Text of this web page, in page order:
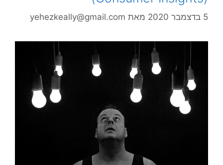
5 בדצמבר 2020 מאת yehezkeally@gmail.com